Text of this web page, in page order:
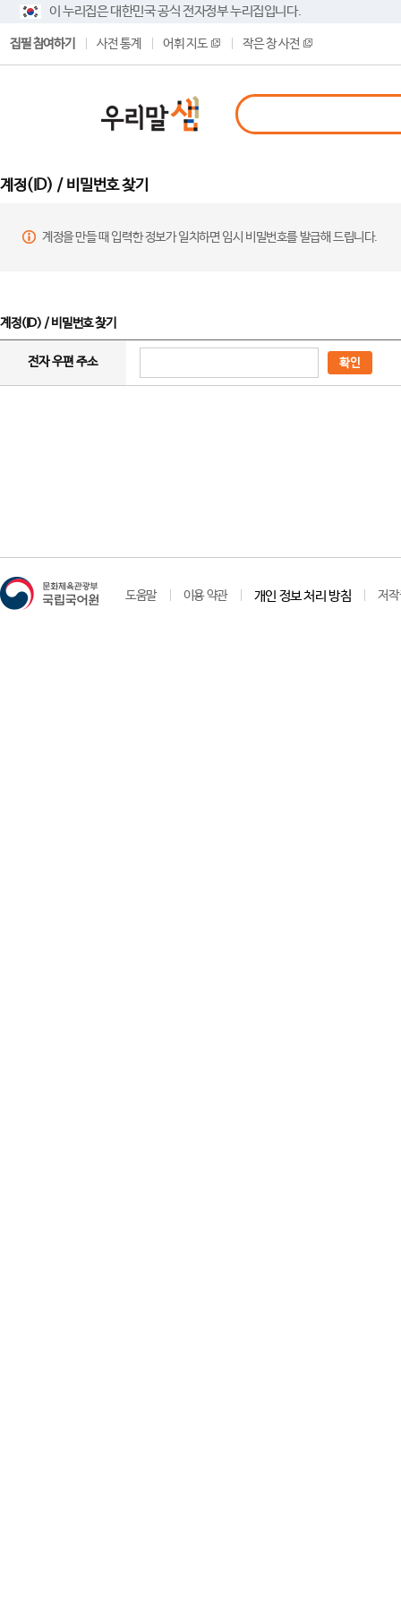
이 누리집은 대한민국 공식 전자정부 누리집입니다.
집필 참여하기 사전 통계 어휘 지도 작은 창 사전
계정(ID) / 비밀번호 찾기
계정을 만들 때 입력한 정보가 일치하면 임시 비밀번호를 발급해 드립니다.
계정(ID) / 비밀번호 찾기
전자 우편 주소 확인
도움말 이용 약관 개인 정보 처리 방침 저